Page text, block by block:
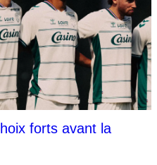
forts avant la